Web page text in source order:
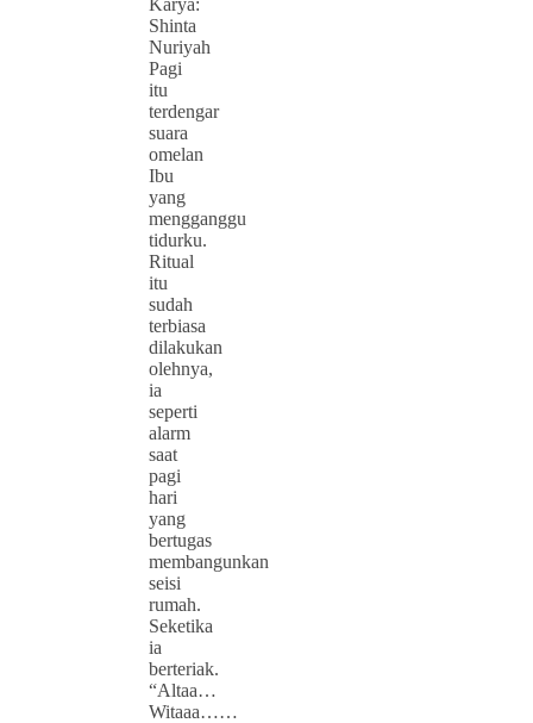
Shinta
Nuriyah
Pagi
itu
terdengar
suara
omelan
Ibu
yang
mengganggu
tidurku.
Ritual
itu
sudah
terbiasa
dilakukan
olehnya,
ia
seperti
alarm
saat
pagi
hari
yang
bertugas
membangunkan
seisi
rumah.
Seketika
ia
berteriak.
“Altaa…
Witaaa……